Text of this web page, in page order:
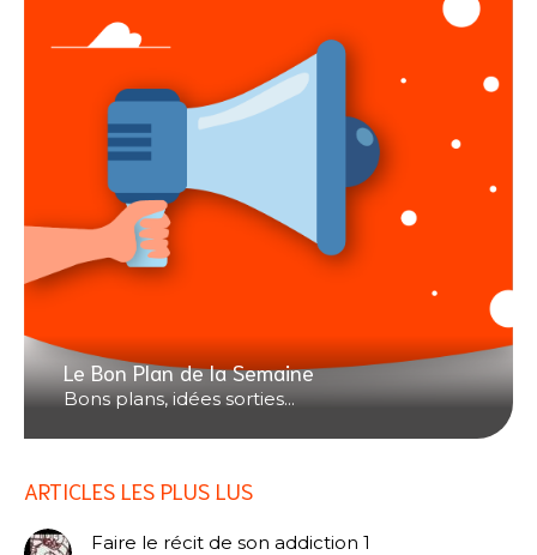
Le Bon Plan de la Semaine
Bons plans, idées sorties...
ARTICLES LES PLUS LUS
Faire le récit de son addiction 1